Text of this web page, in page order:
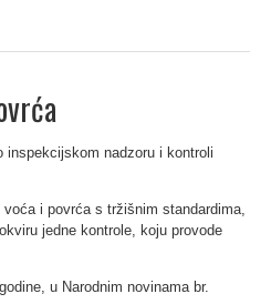
inspekcijskom nadzoru i kontroli
i povrća s tržišnim standardima,
jedne kontrole, koju provode
u Narodnim novinama br.